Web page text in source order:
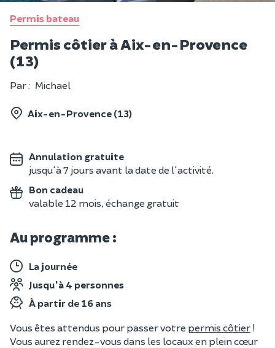
Permis bateau
Permis côtier à Aix-en-Provence
(13)
Par : Michael
Aix-en-Provence (13)
Annulation gratuite
jusqu'à 7 jours avant la date de l'activité.
Bon cadeau
valable 12 mois, échange gratuit
Au programme :
La journée
Jusqu'à 4 personnes
À partir de 16 ans
Vous êtes attendus pour passer votre permis côtier !
Vous aurez rendez-vous dans les locaux en plein cœur